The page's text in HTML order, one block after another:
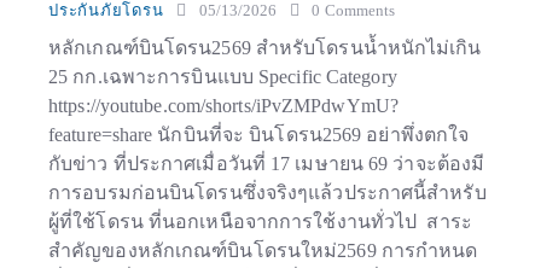
ประกันภัยโดรน 05/13/2026 0 Comments
หลักเกณฑ์บินโดรน2569 สำหรับโดรนน้ำหนักไม่เกิน
25 กก.เฉพาะการบินแบบ Specific Category
https://youtube.com/shorts/iPvZMPdwYmU?
feature=share นักบินที่จะ บินโดรน2569 อย่าพึ่งตกใจ
กับข่าว ที่ประกาศเมื่อวันที่ 17 เมษายน 69 ว่าจะต้องมี
การอบรมก่อนบินโดรนซึ่งจริงๆแล้วประกาศนี้สำหรับ
ผู้ที่ใช้โดรน ที่นอกเหนือจากการใช้งานทั่วไป สาระ
สำคัญของหลักเกณฑ์บินโดรนใหม่2569 การกำหนด